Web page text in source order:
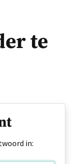
te
in: